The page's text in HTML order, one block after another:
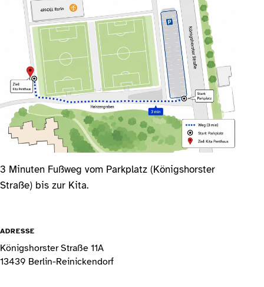
3 Minuten Fußweg vom Parkplatz (Königshorster
Straße) bis zur Kita.
ADRESSE
Königshorster Straße 11A
13439 Berlin-Reinickendorf